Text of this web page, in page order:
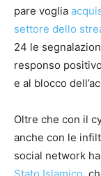
pare voglia
settore dello
24 le
responso
e al blocco
Oltre che con il
anche con le
social network ha